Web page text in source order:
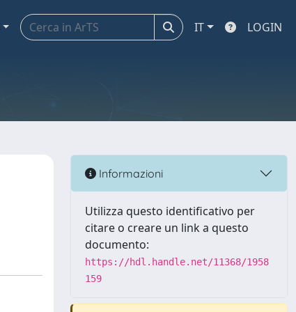
IT LOGIN
Informazioni
Utilizza questo identificativo per
citare o creare un link a questo
documento:
https://hdl.handle.net/11368/1958
159